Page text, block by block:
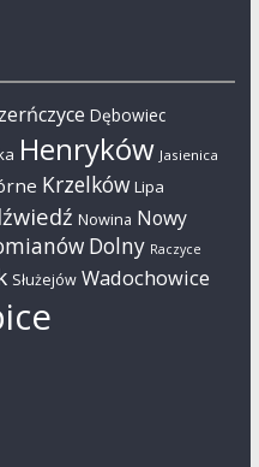
Dębowiec
Henryków Jasienica
Krzelków Lipa
Nowina Nowy
Dolny Raczyce
Służejów Wadochowice